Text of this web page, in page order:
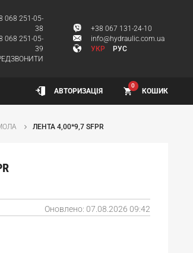
068 251-05-
38
068 251-05-
39
+38 067 131-24-10
info@hydraulic.com.ua
УКР
РУС
АВТОРИЗАЦІЯ КОШИК
0
ЛЕНТА 4,00*9,7 SFPR
Оновлено: 07.08.2026 09:42